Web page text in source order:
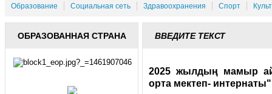
Образование Социальная сеть Здравоохранения Спорт
ОБРАЗОВАННАЯ СТРАНА ВВЕДИТЕ ТЕКСТ
2025 жылдың мамыр
орта мектеп-